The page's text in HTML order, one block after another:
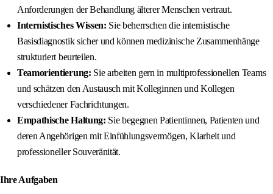
Anforderungen der Behandlung älterer Menschen vertraut.
Internistisches Wissen: Sie beherrschen die internistische
Basisdiagnostik sicher und können medizinische Zusammenhänge
strukturiert beurteilen.
Teamorientierung: Sie arbeiten gern in multiprofessionellen Teams
und schätzen den Austausch mit Kolleginnen und Kollegen
verschiedener Fachrichtungen.
Empathische Haltung: Sie begegnen Patientinnen, Patienten und
deren Angehörigen mit Einfühlungsvermögen, Klarheit und
professioneller Souveränität.
Ihre Aufgaben